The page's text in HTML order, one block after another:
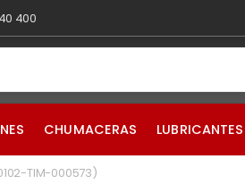
400
CHUMACERAS LUBRICANTES
TIM-000573)